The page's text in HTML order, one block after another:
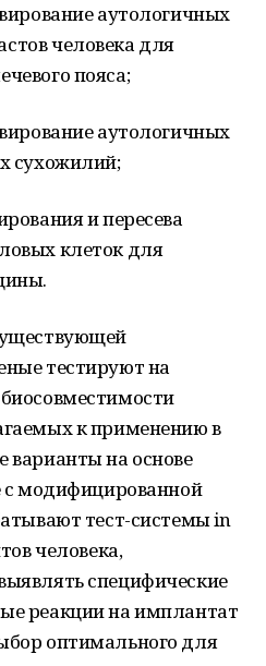
аутологичных
человека для
пояса;
аутологичных
сухожилий;
и пересева
клеток для
тестируют на
к применению в
на основе
с модифицированной
тест-системы in
человека,
специфические
реакции на имплантат
оптимального для